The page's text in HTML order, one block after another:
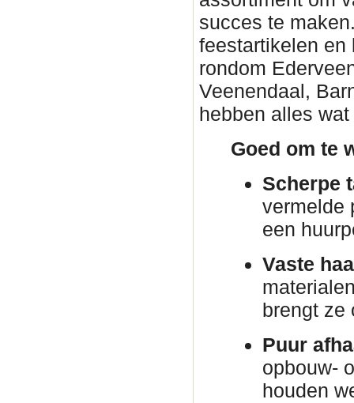
succes te
feestartikelen en
rondom
Veenendaal,
hebben alles
Goed om te
Scherpe
vermelde
een
Vaste
brengt
Puur
opbouw-
houden